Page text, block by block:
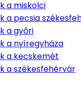
a miskolci
a pecsia
a győri
a nyíregyháza
a kecskemét
a székesfehérvár